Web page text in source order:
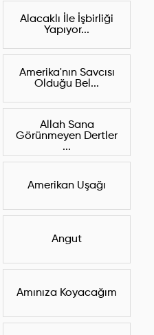
Alacaklı İle İşbirliği
Yapıyor...
Amerika'nın Savcısı
Olduğu Bel...
Allah Sana
Görünmeyen Dertler
...
Amerikan Uşağı
Angut
Amınıza Koyacağım